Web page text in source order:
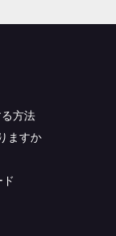
方法
ますか